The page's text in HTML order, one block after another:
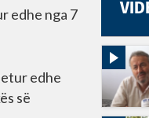
edhe nga 7
edhe
së